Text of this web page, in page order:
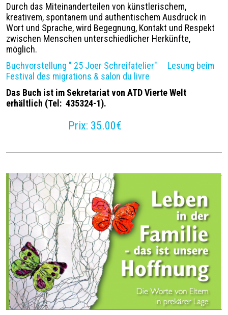
Durch das Miteinanderteilen von künstlerischem,
kreativem, spontanem und authentischem Ausdruck in
Wort und Sprache, wird Begegnung, Kontakt und Respekt
zwischen Menschen unterschiedlicher Herkünfte,
möglich.
Buchvorstellung " 25 Joer Schreifatelier"
Lesung beim
Festival des migrations & salon du livre
Das Buch ist im Sekretariat von ATD Vierte Welt
erhältlich (Tel: 435324-1).
Prix 35.00€